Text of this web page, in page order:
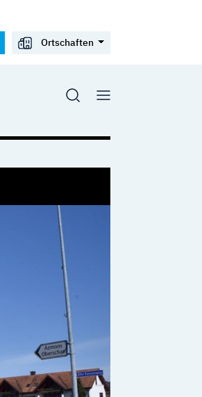
Ortschaften